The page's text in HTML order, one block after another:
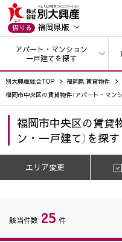
借りる 福岡県版
アパート・マンション
一戸建てを探す
別大興産総合TOP
福岡県 賃貸物件
福岡市中央区の賃貸物件（アパート・マン
エリア変更
福岡市中央区の賃貸
ン・一戸建て）を探す
該当件数 25 件